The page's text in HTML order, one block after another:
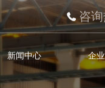
咨
新闻中心 企